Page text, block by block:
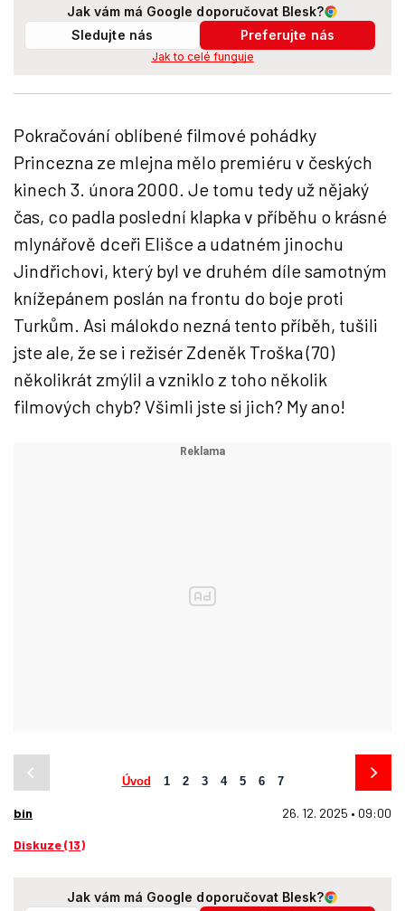
Jak vám má Google doporučovat Blesk?
Sledujte nás
Preferujte nás
Jak to celé funguje
Pokračování oblíbené filmové pohádky
Princezna ze mlejna mělo premiéru v českých
kinech 3. února 2000. Je tomu tedy už nějaký
čas, co padla poslední klapka v příběhu o krásné
mlynářově dceři Elišce a udatném jinochu
Jindřichovi, který byl ve druhém díle samotným
knížepánem poslán na frontu do boje proti
Turkům. Asi málokdo nezná tento příběh, tušili
jste ale, že se i režisér Zdeněk Troška (70)
několikrát zmýlil a vzniklo z toho několik
filmových chyb? Všimli jste si jich? My ano!
Úvod 1 2 3 4 5 6 7
bin 26. 12. 2025 • 09:00
Diskuze (13)
Jak vám má Google doporučovat Blesk?